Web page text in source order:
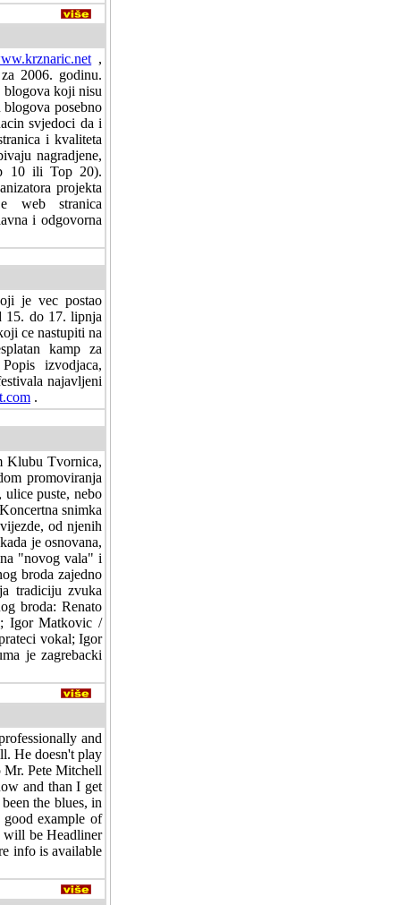
,
2006. godinu.
blogova koji nisu
posebno
svjedoci da i
i kvaliteta
nagradjene,
10 ili Top 20).
projekta
web stranica
i odgovorna
je vec postao
15. do 17. lipnja
ce nastupiti na
kamp za
izvodjaca,
najavljeni
.
Klubu Tvornica,
promoviranja
puste, nebo
snimka
od njenih
je osnovana,
"novog vala" i
broda zajedno
tradiciju zvuka
broda: Renato
Igor Matkovic /
vokal; Igor
je zagrebacki
and
He doesn't play
Pete Mitchell
and than I get
the blues, in
example of
will be Headliner
info is available